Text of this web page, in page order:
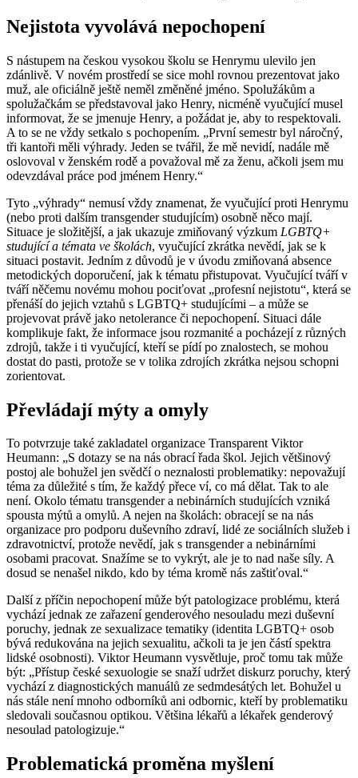
Nejistota vyvolává nepochopení
S nástupem na českou vysokou školu se Henrymu ulevilo jen
zdánlivě. V novém prostředí se sice mohl rovnou prezentovat jako
muž, ale oficiálně ještě neměl změněné jméno. Spolužákům a
spolužačkám se představoval jako Henry, nicméně vyučující musel
informovat, že se jmenuje Henry, a požádat je, aby to respektovali.
A to se ne vždy setkalo s pochopením. „První semestr byl náročný,
tři kantoři měli výhrady. Jeden se tvářil, že mě nevidí, nadále mě
oslovoval v ženském rodě a považoval mě za ženu, ačkoli jsem mu
odevzdával práce pod jménem Henry.“
Tyto „výhrady“ nemusí vždy znamenat, že vyučující proti Henrymu
(nebo proti dalším transgender studujícím) osobně něco mají.
Situace je složitější, a jak ukazuje zmiňovaný výzkum LGBTQ+
studující a témata ve školách, vyučující zkrátka nevědí, jak se k
situaci postavit. Jedním z důvodů je v úvodu zmiňovaná absence
metodických doporučení, jak k tématu přistupovat. Vyučující tváří v
tváří něčemu novému mohou pociťovat „profesní nejistotu“, která se
přenáší do jejich vztahů s LGBTQ+ studujícími – a může se
projevovat právě jako netolerance či nepochopení. Situaci dále
komplikuje fakt, že informace jsou rozmanité a pocházejí z různých
zdrojů, takže i ti vyučující, kteří se pídí po znalostech, se mohou
dostat do pasti, protože se v tolika zdrojích zkrátka nejsou schopni
zorientovat.
Převládají mýty a omyly
To potvrzuje také zakladatel organizace Transparent Viktor
Heumann: „S dotazy se na nás obrací řada škol. Jejich většinový
postoj ale bohužel jen svědčí o neznalosti problematiky: nepovažují
téma za důležité s tím, že každý přece ví, co má dělat. Tak to ale
není. Okolo tématu transgender a nebinárních studujících vzniká
spousta mýtů a omylů. A nejen na školách: obracejí se na nás
organizace pro podporu duševního zdraví, lidé ze sociálních služeb i
zdravotnictví, protože nevědí, jak s transgender a nebinárními
osobami pracovat. Snažíme se to vykrýt, ale je to nad naše síly. A
dosud se nenašel nikdo, kdo by téma kromě nás zaštiťoval.“
Další z příčin nepochopení může být patologizace problému, která
vychází jednak ze zařazení genderového nesouladu mezi duševní
poruchy, jednak ze sexualizace tematiky (identita LGBTQ+ osob
bývá redukována na jejich sexualitu, ačkoli ta je jen částí spektra
lidské osobnosti). Viktor Heumann vysvětluje, proč tomu tak může
být: „Přístup české sexuologie se snaží udržet diskurz poruchy, který
vychází z diagnostických manuálů ze sedmdesátých let. Bohužel u
nás stále není mnoho odborníků ani odbornic, kteří by problematiku
sledovali současnou optikou. Většina lékařů a lékařek genderový
nesoulad patologizuje.“
Problematická proměna myšlení